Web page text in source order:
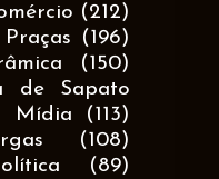
(212)
Praças
(196)
(150)
de Sapato
Mídia
(113)
(108)
(89)